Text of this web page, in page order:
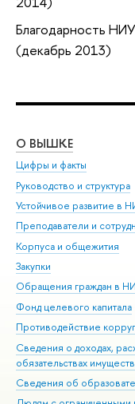
Благодарность
(декабрь 2013)
О ВЫШКЕ
Цифры и факты
Руководство и структура
Устойчивое развитие в
Преподаватели и
Корпуса и общежития
Закупки
Обращения граждан в
Фонд целевого капитала
Противодействие
Сведения о доходах,
обязательствах
Сведения об